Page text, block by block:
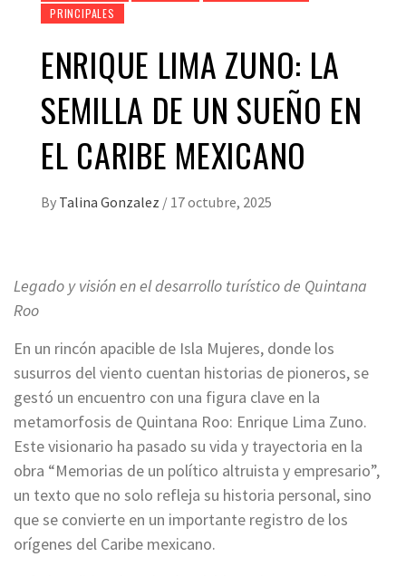
PRINCIPALES
ENRIQUE LIMA ZUNO: LA
SEMILLA DE UN SUEÑO EN
EL CARIBE MEXICANO
By Talina Gonzalez / 17 octubre, 2025
Legado y visión en el desarrollo turístico de Quintana
Roo
En un rincón apacible de Isla Mujeres, donde los
susurros del viento cuentan historias de pioneros, se
gestó un encuentro con una figura clave en la
metamorfosis de Quintana Roo: Enrique Lima Zuno.
Este visionario ha pasado su vida y trayectoria en la
obra “Memorias de un político altruista y empresario”,
un texto que no solo refleja su historia personal, sino
que se convierte en un importante registro de los
orígenes del Caribe mexicano.